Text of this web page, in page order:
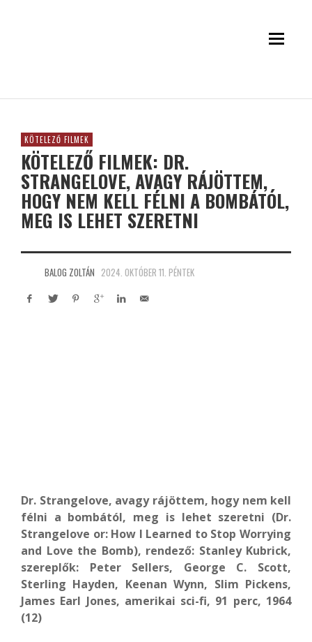
KÖTELEZŐ FILMEK
KÖTELEZŐ FILMEK: DR.
STRANGELOVE, AVAGY RÁJÖTTEM,
HOGY NEM KELL FÉLNI A BOMBÁTÓL,
MEG IS LEHET SZERETNI
BALOG ZOLTÁN 2024. OKTÓBER 11. PÉNTEK
Dr. Strangelove, avagy rájöttem, hogy nem kell
félni a bombától, meg is lehet szeretni (Dr.
Strangelove or: How I Learned to Stop Worrying
and Love the Bomb), rendező: Stanley Kubrick,
szereplők: Peter Sellers, George C. Scott,
Sterling Hayden, Keenan Wynn, Slim Pickens,
James Earl Jones, amerikai sci-fi, 91 perc, 1964
(12)